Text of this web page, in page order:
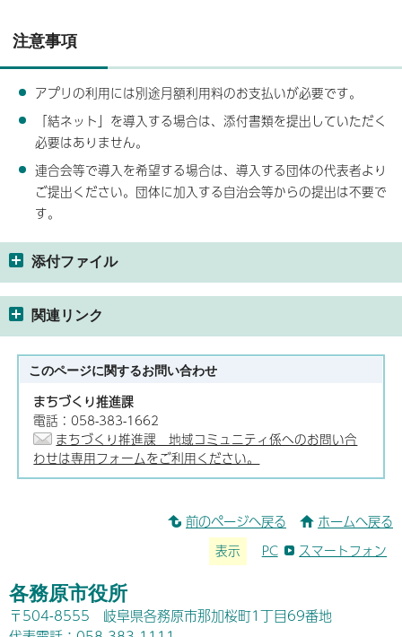
注意事項
アプリの利用には別途月額利用料のお支払いが必要です。
「結ネット」を導入する場合は、添付書類を提出していただく
必要はありません。
連合会等で導入を希望する場合は、導入する団体の代表者より
ご提出ください。団体に加入する自治会等からの提出は不要で
す。
添付ファイル
関連リンク
このページに関するお問い合わせ
まちづくり推進課
電話：058-383-1662
まちづくり推進課 地域コミュニティ係へのお問い合
わせは専用フォームをご利用ください。
前のページへ戻る ホームへ戻る
表示 PC スマートフォン
各務原市役所
〒504-8555 岐阜県各務原市那加桜町1丁目69番地